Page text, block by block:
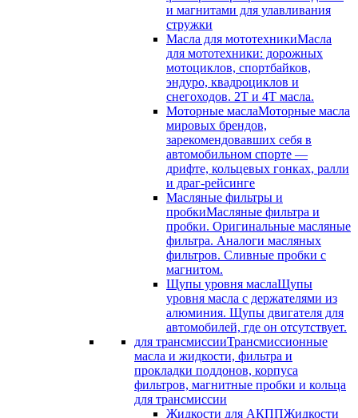
и магнитами для улавливания
стружки
Масла для мототехникиМасла
для мототехники: дорожных
мотоциклов, спортбайков,
эндуро, квадроциклов и
снегоходов. 2T и 4T масла.
Моторные маслаМоторные масла
мировых брендов,
зарекомендовавших себя в
автомобильном спорте —
дрифте, кольцевых гонках, ралли
и драг-рейсинге
Масляные фильтры и
пробкиМасляные фильтра и
пробки. Оригинальные масляные
фильтра. Аналоги масляных
фильтров. Сливные пробки с
магнитом.
Щупы уровня маслаЩупы
уровня масла с держателями из
алюминия. Щупы двигателя для
автомобилей, где он отсутствует.
для трансмиссииТрансмиссионные
масла и жидкости, фильтра и
прокладки поддонов, корпуса
фильтров, магнитные пробки и кольца
для трансмиссии
Жидкости для АКППЖидкости